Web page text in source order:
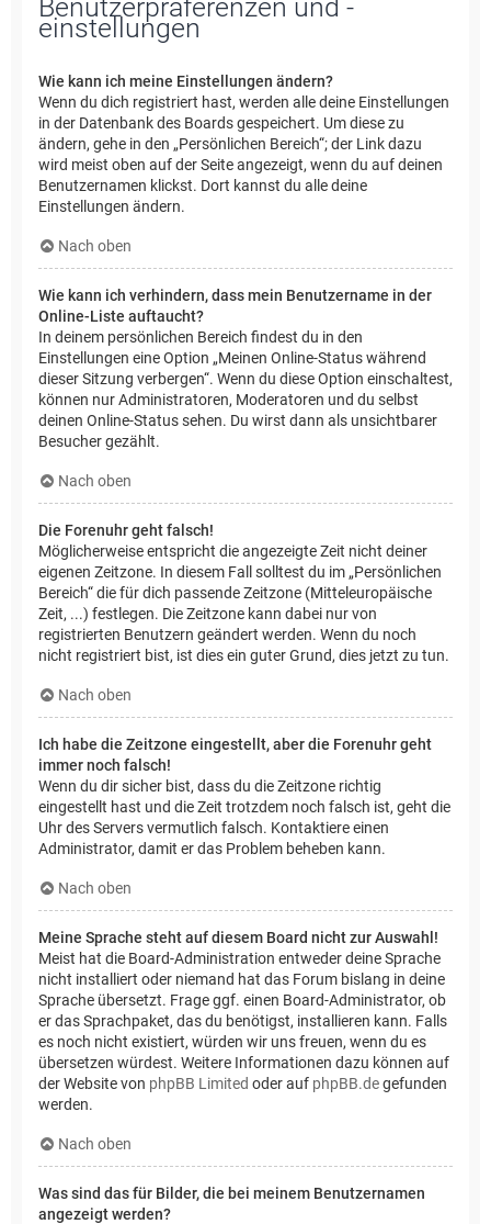
Benutzerpräferenzen und -
einstellungen
Wie kann ich meine Einstellungen ändern?
Wenn du dich registriert hast, werden alle deine Einstellungen
in der Datenbank des Boards gespeichert. Um diese zu
ändern, gehe in den „Persönlichen Bereich“; der Link dazu
wird meist oben auf der Seite angezeigt, wenn du auf deinen
Benutzernamen klickst. Dort kannst du alle deine
Einstellungen ändern.
Nach oben
Wie kann ich verhindern, dass mein Benutzername in der
Online-Liste auftaucht?
In deinem persönlichen Bereich findest du in den
Einstellungen eine Option „Meinen Online-Status während
dieser Sitzung verbergen“. Wenn du diese Option einschaltest,
können nur Administratoren, Moderatoren und du selbst
deinen Online-Status sehen. Du wirst dann als unsichtbarer
Besucher gezählt.
Nach oben
Die Forenuhr geht falsch!
Möglicherweise entspricht die angezeigte Zeit nicht deiner
eigenen Zeitzone. In diesem Fall solltest du im „Persönlichen
Bereich“ die für dich passende Zeitzone (Mitteleuropäische
Zeit, ...) festlegen. Die Zeitzone kann dabei nur von
registrierten Benutzern geändert werden. Wenn du noch
nicht registriert bist, ist dies ein guter Grund, dies jetzt zu tun.
Nach oben
Ich habe die Zeitzone eingestellt, aber die Forenuhr geht
immer noch falsch!
Wenn du dir sicher bist, dass du die Zeitzone richtig
eingestellt hast und die Zeit trotzdem noch falsch ist, geht die
Uhr des Servers vermutlich falsch. Kontaktiere einen
Administrator, damit er das Problem beheben kann.
Nach oben
Meine Sprache steht auf diesem Board nicht zur Auswahl!
Meist hat die Board-Administration entweder deine Sprache
nicht installiert oder niemand hat das Forum bislang in deine
Sprache übersetzt. Frage ggf. einen Board-Administrator, ob
er das Sprachpaket, das du benötigst, installieren kann. Falls
es noch nicht existiert, würden wir uns freuen, wenn du es
übersetzen würdest. Weitere Informationen dazu können auf
der Website von phpBB Limited oder auf phpBB.degefunden
werden.
Nach oben
Was sind das für Bilder, die bei meinem Benutzernamen
angezeigt werden?